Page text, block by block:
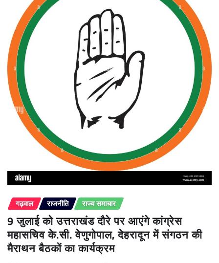
गढ़वाल राजनीति राज्य समाचार
9 जुलाई को उत्तराखंड दौरे पर आएंगे कांग्रेस
महासचिव के.सी. वेणुगोपाल, देहरादून में संगठन की
मैराथन बैठकों का कार्यक्रम